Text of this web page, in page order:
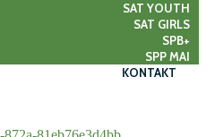
SAT YOUTH
SAT GIRLS
SPB+
SPP MAI
KONTAKT